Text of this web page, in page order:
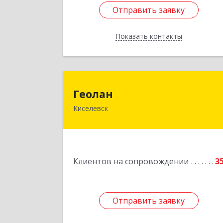
Отправить заявку
Показать контакты
Отправить заявку
Назад
Геолан
Киселевск
Клиентов на сопровождении
Отправить заявку
652700, Кемеровская обл, Киселевск г,
Отправить заявку